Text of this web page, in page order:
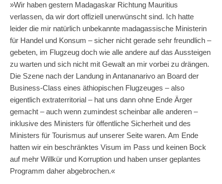
»Wir haben gestern Madagaskar Richtung Mauritius
verlassen, da wir dort offiziell unerwünscht sind. Ich hatte
leider die mir natürlich unbekannte madagassische Ministerin
für Handel und Konsum – sicher nicht gerade sehr freundlich –
gebeten, im Flugzeug doch wie alle andere auf das Aussteigen
zu warten und sich nicht mit Gewalt an mir vorbei zu drängen.
Die Szene nach der Landung in Antananarivo an Board der
Business-Class eines äthiopischen Flugzeuges – also
eigentlich extraterritorial – hat uns dann ohne Ende Ärger
gemacht – auch wenn zumindest scheinbar alle anderen –
inklusive des Ministers für öffentliche Sicherheit und des
Ministers für Tourismus auf unserer Seite waren. Am Ende
hatten wir ein beschränktes Visum im Pass und keinen Bock
auf mehr Willkür und Korruption und haben unser geplantes
Programm daher abgebrochen.«